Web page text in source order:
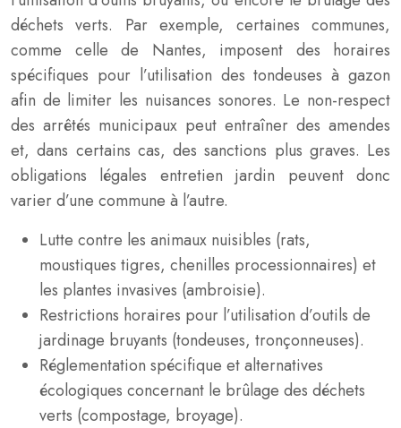
déchets verts. Par exemple, certaines communes,
comme celle de Nantes, imposent des horaires
spécifiques pour l’utilisation des tondeuses à gazon
afin de limiter les nuisances sonores. Le non-respect
des arrêtés municipaux peut entraîner des amendes
et, dans certains cas, des sanctions plus graves. Les
obligations légales entretien jardin peuvent donc
varier d’une commune à l’autre.
Lutte contre les animaux nuisibles (rats,
moustiques tigres, chenilles processionnaires) et
les plantes invasives (ambroisie).
Restrictions horaires pour l’utilisation d’outils de
jardinage bruyants (tondeuses, tronçonneuses).
Réglementation spécifique et alternatives
écologiques concernant le brûlage des déchets
verts (compostage, broyage).